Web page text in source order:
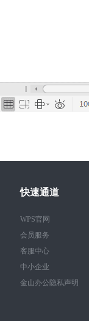
快速通道
WPS官网
会员服务
客服中心
中小企业
金山办公隐私声明